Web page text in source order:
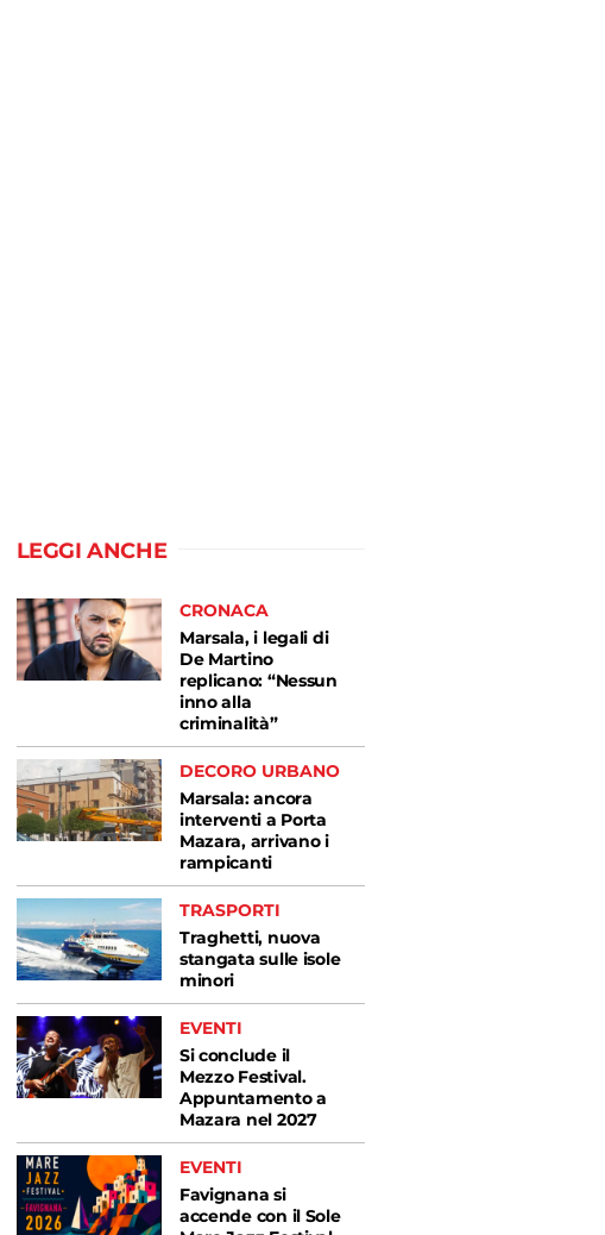
LEGGI ANCHE
CRONACA
Marsala, i legali di
De Martino
replicano: “Nessun
inno alla
criminalità”
DECORO URBANO
Marsala: ancora
interventi a Porta
Mazara, arrivano i
rampicanti
TRASPORTI
Traghetti, nuova
stangata sulle isole
minori
EVENTI
Si conclude il
Mezzo Festival.
Appuntamento a
Mazara nel 2027
EVENTI
Favignana si
accende con il Sole